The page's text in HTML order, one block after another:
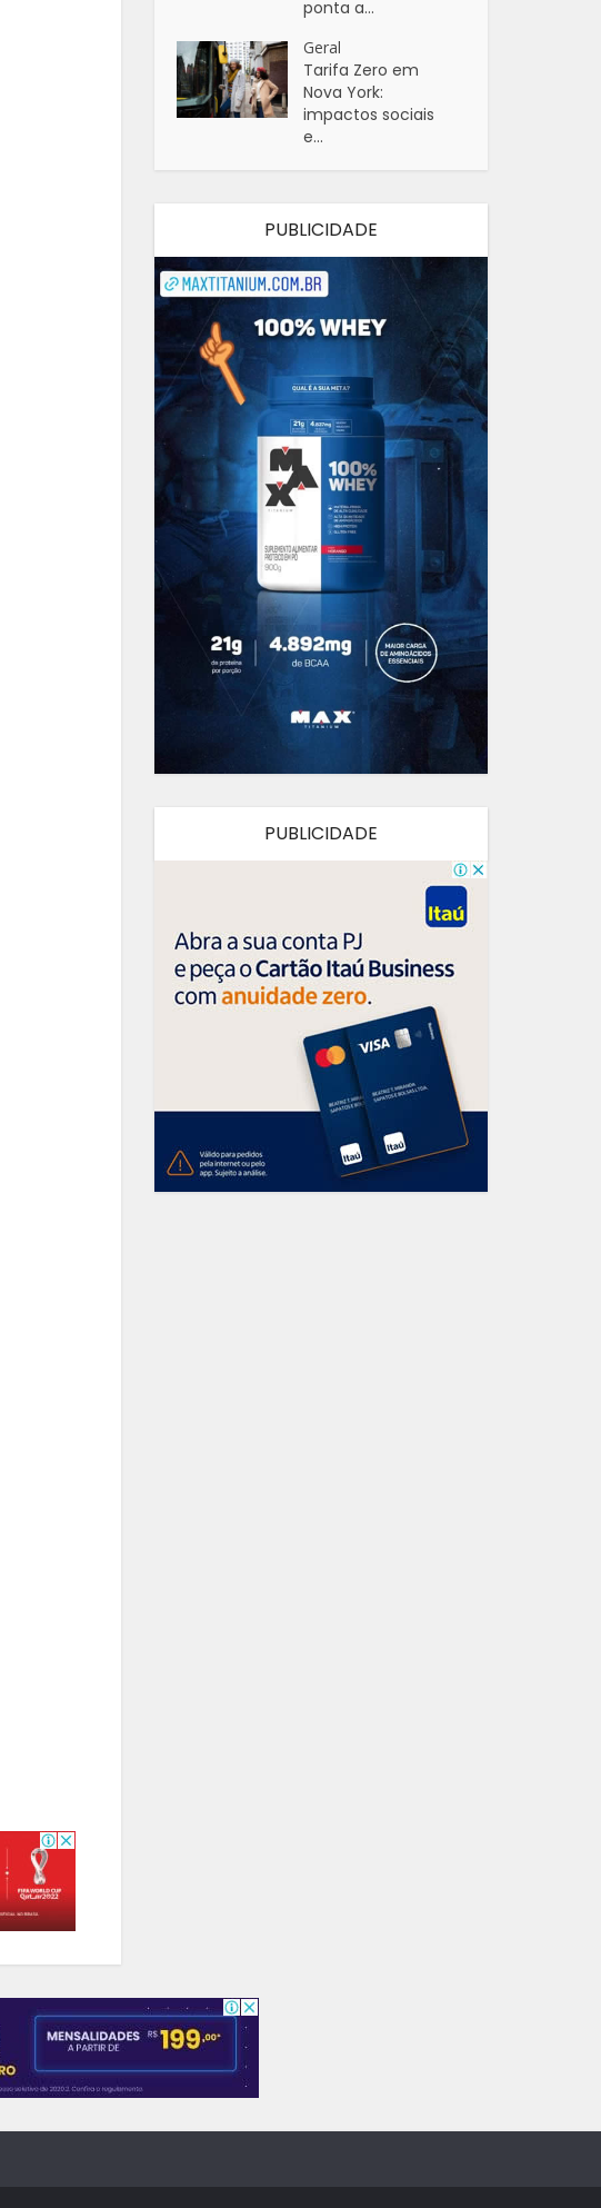
ponta a...
Geral
Tarifa Zero em
Nova York:
impactos sociais
e...
PUBLICIDADE
PUBLICIDADE